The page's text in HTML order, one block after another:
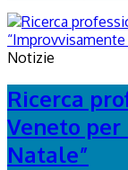
Notizie
Ricerca
Veneto
Natale”